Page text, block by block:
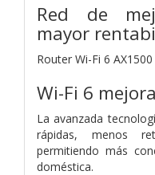
Red de
mayor
Router Wi-Fi 6
Wi-Fi 6
La avanzada
rápidas, menos
permitiendo más
doméstica.